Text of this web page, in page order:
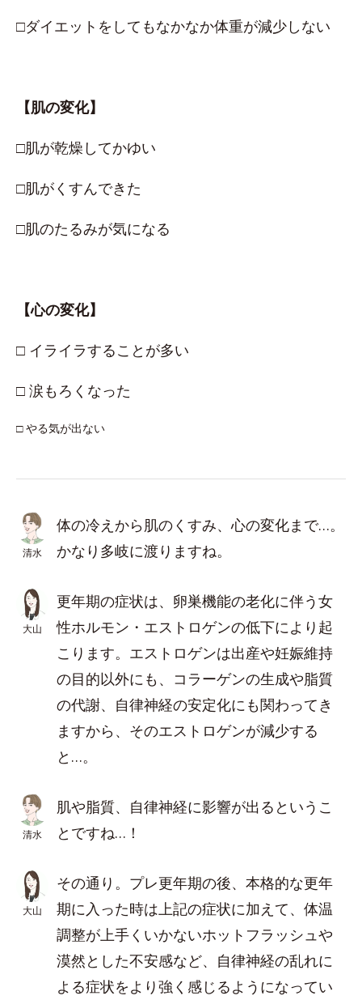
□ダイエットをしてもなかなか体重が減少しない
【肌の変化】
□肌が乾燥してかゆい
□肌がくすんできた
□肌のたるみが気になる
【心の変化】
□ イライラすることが多い
□ 涙もろくなった
□ やる気が出ない
清水
体の冷えから肌のくすみ、心の変化まで…。
かなり多岐に渡りますね。
大山
更年期の症状は、卵巣機能の老化に伴う女
性ホルモン・エストロゲンの低下により起
こります。エストロゲンは出産や妊娠維持
の目的以外にも、コラーゲンの生成や脂質
の代謝、自律神経の安定化にも関わってき
ますから、そのエストロゲンが減少する
と…。
清水
肌や脂質、自律神経に影響が出るというこ
とですね…！
大山
その通り。プレ更年期の後、本格的な更年
期に入った時は上記の症状に加えて、体温
調整が上手くいかないホットフラッシュや
漠然とした不安感など、自律神経の乱れに
よる症状をより強く感じるようになってい